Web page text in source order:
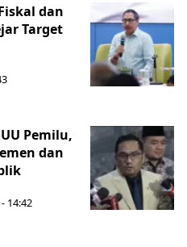
dan
Target
Pemilu,
dan
14:42